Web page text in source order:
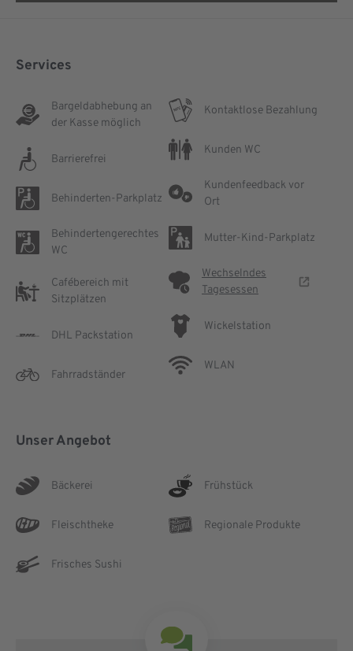
Services
Bargeldabhebung an
der Kasse möglich
Barrierefrei
Behinderten-Parkplatz
Behindertengerechtes
WC
Cafébereich mit
Sitzplätzen
DHL Packstation
Fahrradständer
Kontaktlose Bezahlung
Kunden WC
Kundenfeedback vor
Ort
Mutter-Kind-Parkplatz
Wechselndes
Tagesessen
Wickelstation
WLAN
Unser Angebot
Bäckerei
Fleischtheke
Frisches Sushi
Frühstück
Regionale Produkte